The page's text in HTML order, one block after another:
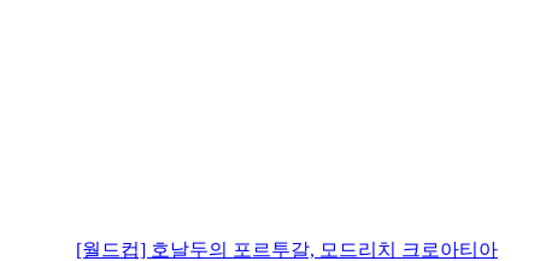
[월드컵] 호날두의 포르투갈, 모드리치 크로아티아